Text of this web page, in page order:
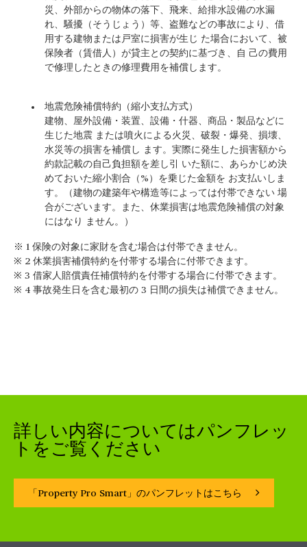
災、外部からの物体の落下、飛来、給排水設備の水漏
れ、騒擾（そうじょう）等、盗難などの事故により、借
用する建物または戸室に損害が生じ た場合において、被
保険者（賃借人）が貸主との契約に基づき、自 己の費用
で修理したときの修理費用を補償します。
地震危険補償特約（縮小支払方式）
建物、屋外設備・装置、設備・什器、商品・製品などに
生じた地震 または噴火による火災、破裂・爆発、損壊、
水災等の損害を補償し ます。実際に発生した損害額から
約款記載の自己負担額を差し引 いた額に、あらかじめ決
めておいた縮小割合（%）を乗じた金額を お支払いしま
す。（建物の建築年や構造等によっては付帯できない 場
合がございます。また、休業損害は地震危険補償の対象
にはなり ません。）
※ 1 保険の対象に家財を含む場合は付帯できません。
※ 2 休業損害補償特約を付帯する場合に付帯できます。
※ 3 借家人賠償責任補償特約を付帯する場合に付帯できます。
※ 4 事故発生日を含む最初の 3 日間の損失は補償できません。
詳しい内容についてはパンフレッ
トをご覧ください
「Property Pro Smart」のパンフレットはこちら